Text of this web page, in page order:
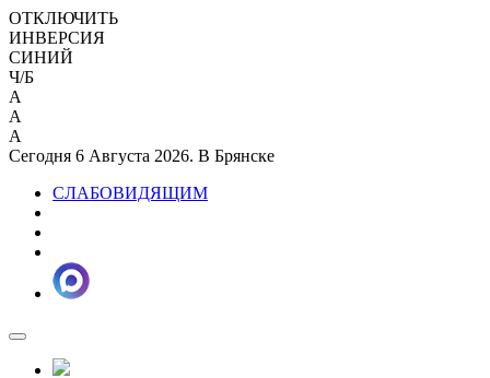
ОТКЛЮЧИТЬ
ИНВЕРСИЯ
СИНИЙ
Ч/Б
A
A
A
Сегодня 6 Августа 2026. В Брянске
СЛАБОВИДЯЩИМ